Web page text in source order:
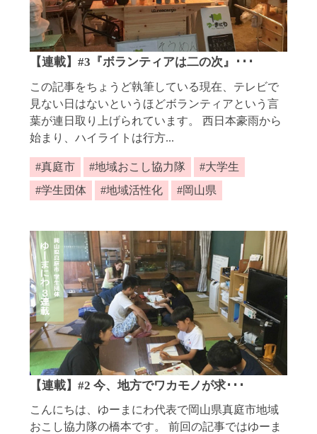
【連載】#3『ボランティアは二の次』･･･
この記事をちょうど執筆している現在、テレビで
見ない日はないというほどボランティアという言
葉が連日取り上げられています。 西日本豪雨から
始まり、ハイライトは行方...
真庭市 地域おこし協力隊
大学生
学生団体
地域活性化 岡山県
【連載】#2 今、地方でワカモノが求･･･
こんにちは、ゆーまにわ代表で岡山県真庭市地域
おこし協力隊の橋本です。 前回の記事ではゆーま